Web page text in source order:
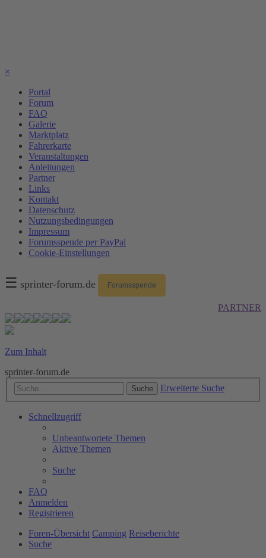
×
Portal
Forum
FAQ
Galerie
Marktplatz
Fahrerkarte
Veranstaltungen
Anleitungen
Partner
Links
Kontakt
Datenschutz
Nutzungsbedingungen
Impressum
Forumsspende per PayPal
Cookie-Einstellungen
☰ sprinter-forum.de Forumsspende
PARTNER
Zum Inhalt
sprinter-forum.de
Suche Erweiterte Suche
Schnellzugriff
Unbeantwortete Themen
Aktive Themen
Suche
FAQ
Anmelden
Registrieren
Foren-Übersicht Camping Reiseberichte
Suche